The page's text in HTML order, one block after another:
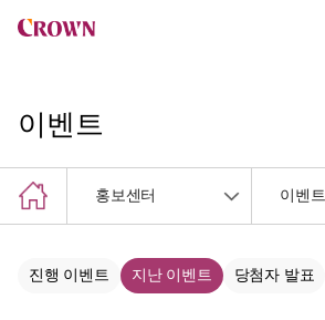
이벤트
홍보센터 이벤트
진행 이벤트 지난 이벤트 당첨자 발표